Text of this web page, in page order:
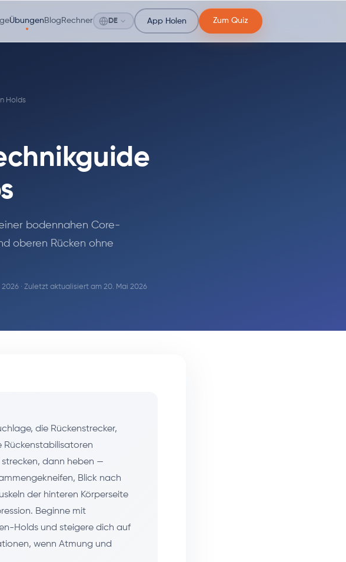
Übungen Blog Rechner DE App Holen Zum Quiz
Holds
bodennahen Core-
oberen Rücken ohne
2026 · Zuletzt aktualisiert am 20. Mai 2026
die Rückenstrecker,
Rückenstabilisatoren
dann heben —
Blick nach
der hinteren Körperseite
Beginne mit
Holds und steigere dich auf
wenn Atmung und